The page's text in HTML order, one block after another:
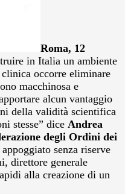
Roma, 12
in Italia un ambiente
occorre eliminare
macchinosa e
alcun vantaggio
della validità scientifica
stesse” dice Andrea
degli Ordini dei
senza riserve
direttore generale
alla creazione di un